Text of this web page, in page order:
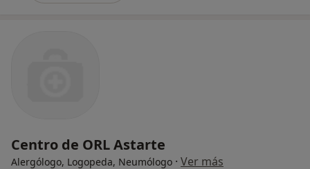
Centro de ORL Astarte
Alergólogo, Logopeda, Neumólogo · Ver más